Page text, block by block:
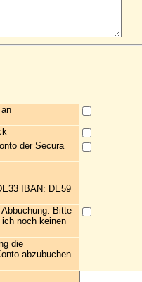
der Secura
IBAN: DE59
Bitte
noch keinen
die
abzubuchen.